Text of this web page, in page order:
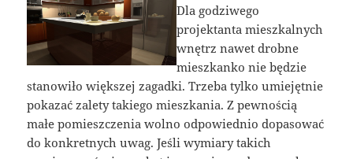
Dla godziwego
projektanta mieszkalnych
wnętrz nawet drobne
mieszkanko nie będzie
stanowiło większej zagadki. Trzeba tylko umiejętnie
pokazać zalety takiego mieszkania. Z pewnością
małe pomieszczenia wolno odpowiednio dopasować
do konkretnych uwag. Jeśli wymiary takich